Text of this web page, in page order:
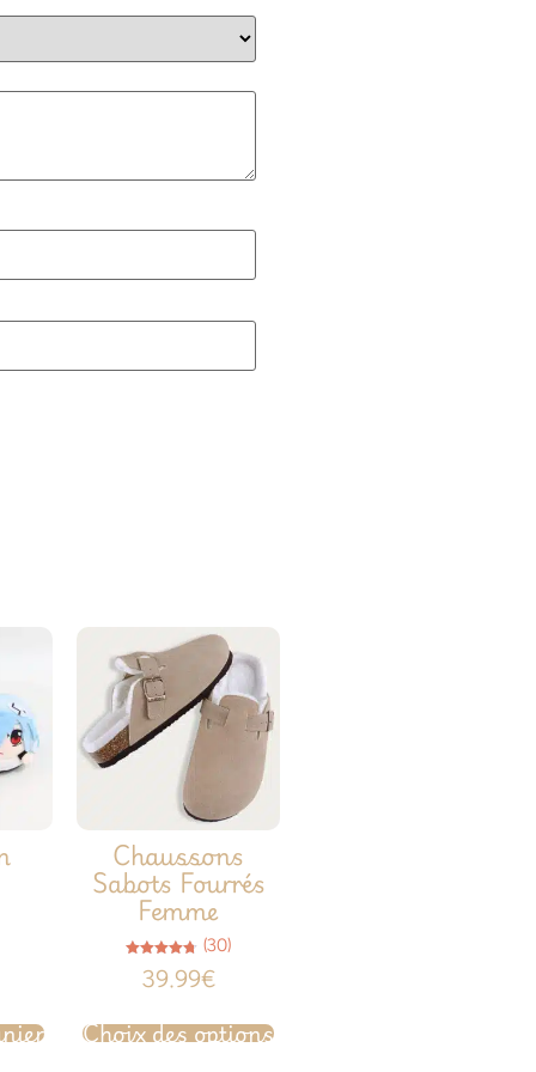
Chaussons
Sabots Fourrés
Femme
Note
4.77
sur 5
(30)
39.99€
Choix des options